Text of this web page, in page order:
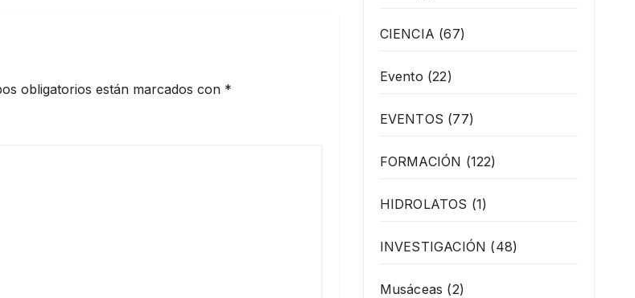
obligatorios están marcados con *
CIENCIA (67)
Evento (22)
EVENTOS (77)
FORMACIÓN (122)
HIDROLATOS (1)
INVESTIGACIÓN (48)
Musáceas (2)